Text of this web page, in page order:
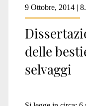
9 Ottobre, 2014 |
delle
selvaggi